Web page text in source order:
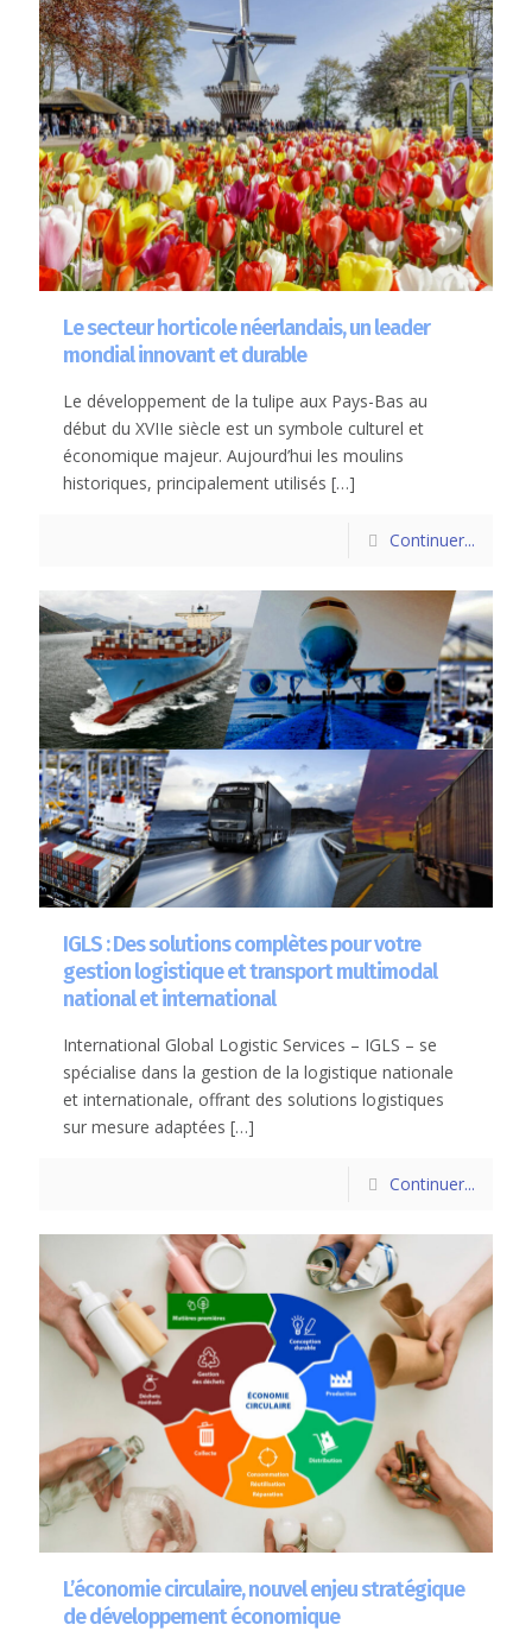
Le secteur horticole néerlandais, un leader
mondial innovant et durable
Le développement de la tulipe aux Pays-Bas au
début du XVIIe siècle est un symbole culturel et
économique majeur. Aujourd’hui les moulins
historiques, principalement utilisés […]
Continuer...
IGLS : Des solutions complètes pour votre
gestion logistique et transport multimodal
national et international
International Global Logistic Services – IGLS – se
spécialise dans la gestion de la logistique nationale
et internationale, offrant des solutions logistiques
sur mesure adaptées […]
Continuer...
L’économie circulaire, nouvel enjeu stratégique
de développement économique